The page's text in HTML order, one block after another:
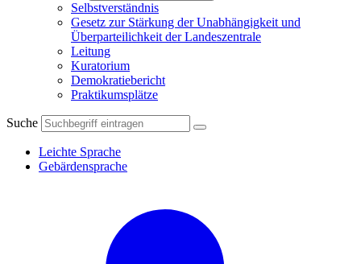
Selbstverständnis
Gesetz zur Stärkung der Unabhängigkeit und
Überparteilichkeit der Landeszentrale
Leitung
Kuratorium
Demokratiebericht
Praktikumsplätze
Suche
Leichte Sprache
Gebärdensprache